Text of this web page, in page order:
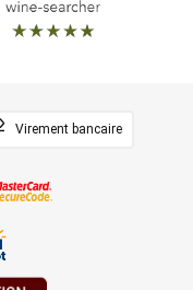
Virement bancaire